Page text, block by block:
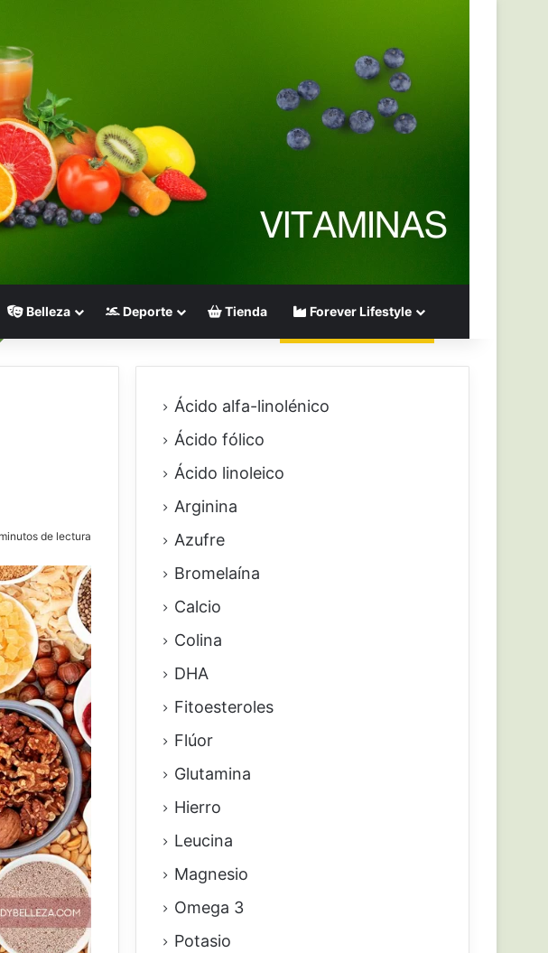
Belleza Deporte Tienda Forever Lifestyle
de lectura
Ácido alfa-linolénico
Ácido fólico
Ácido linoleico
Arginina
Azufre
Bromelaína
Calcio
Colina
DHA
Fitoesteroles
Flúor
Glutamina
Hierro
Leucina
Magnesio
Omega 3
Potasio